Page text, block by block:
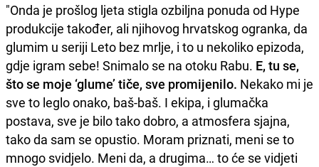
"Onda je prošlog ljeta stigla ozbiljna ponuda od Hype
produkcije također, ali njihovog hrvatskog ogranka, da
glumim u seriji Leto bez mrlje, i to u nekoliko epizoda,
gdje igram sebe! Snimalo se na otoku Rabu. E, tu se,
što se moje ‘glume’ tiče, sve promijenilo. Nekako mi je
sve to leglo onako, baš-baš. I ekipa, i glumačka
postava, sve je bilo tako dobro, a atmosfera sjajna,
tako da sam se opustio. Moram priznati, meni se to
mnogo svidjelo. Meni da, a drugima… to će se vidjeti